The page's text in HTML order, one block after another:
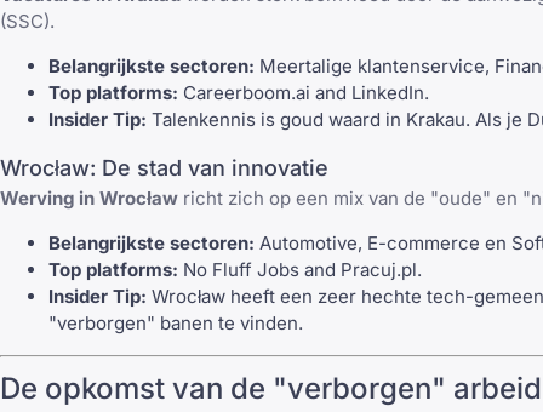
(SSC).
Belangrijkste sectoren: Meertalige klantenservice,
Top platforms: Careerboom.ai and LinkedIn.
Insider Tip: Talenkennis is goud waard in Krakau. Als je
Wrocław: De stad van innovatie
Werving in Wrocław richt zich op een mix van de "oude" en
Belangrijkste sectoren: Automotive, E-commerce en
Top platforms: No Fluff Jobs and Pracuj.pl.
Insider Tip: Wrocław heeft een zeer hechte tech-
"verborgen" banen te vinden.
De opkomst van de "verborgen"